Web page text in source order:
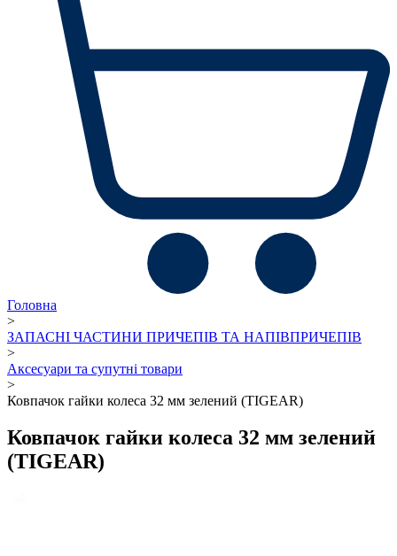
Головна
>
ЗАПАСНІ ЧАСТИНИ ПРИЧЕПІВ ТА НАПІВПРИЧЕПІВ
>
Аксесуари та супутні товари
>
Ковпачок гайки колеса 32 мм зелений (TIGEAR)
Ковпачок гайки колеса 32 мм зелений
(TIGEAR)